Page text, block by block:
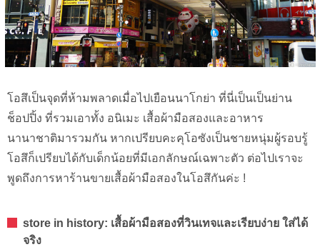
โอสึเป็นจุดที่ห้ามพลาดเมื่อไปเยือนนาโกย่า ที่นี่เป็นเป็นย่าน
ช็อปปิ้ง ที่รวมเอาทั้ง อนิเมะ เสื้อผ้ามือสองและอาหาร
นานาชาติมารวมกัน หากเปรียบคะคุโอซังเป็นชายหนุ่มผู้รอบรู้
โอสึก็เปรียบได้กับเด็กน้อยที่มีเอกลักษณ์เฉพาะตัว ต่อไปเราจะ
พูดถึงการหาร้านขายเสื้อผ้ามือสองในโอสึกันค่ะ !
store in history: เสื้อผ้ามือสองที่วินเทจและเรียบง่าย ใส่ได้
จริง